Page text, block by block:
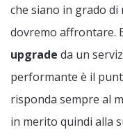
che siano in grado di
dovremo affrontare.
upgrade da un
performante è il
risponda sempre al
in merito quindi alla